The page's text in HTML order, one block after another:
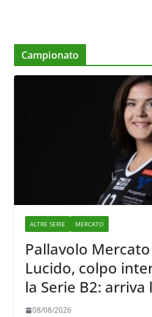
Campionato
ALTRE SERIE MERCATO
Pallavolo Mercato
Lucido, colpo
la Serie B2: arriva
schiacciatrice
08/08/2026